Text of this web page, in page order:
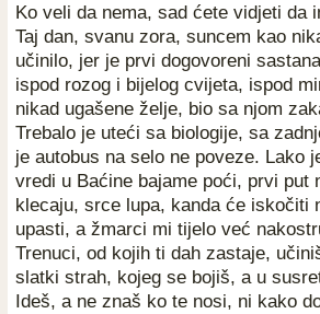
Ko veli da nema, sad ćete vidjeti da
Taj dan, svanu zora, suncem kao
učinilo, jer je prvi dogovoreni
ispod rozog i bijelog cvijeta, ispod
nikad ugašene želje, bio sa njom
Trebalo je uteći sa biologije, sa
je autobus na selo ne poveze. Lako
vredi u Baćine bajame poći, prvi put
klecaju, srce lupa, kanda će iskočiti
upasti, a žmarci mi tijelo već
Trenuci, od kojih ti dah zastaje,
slatki strah, kojeg se bojiš, a u
Ideš, a ne znaš ko te nosi, ni kako